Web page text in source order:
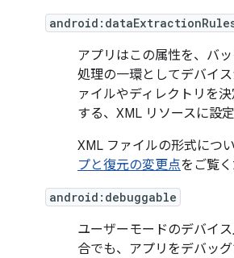
アプリはこの属性を、バ
処理の一環としてデバイ
ァイルやディレクトリを
する、XML リソースに設定
XML ファイルの形式につい
プと復元の変更点をご覧く
android:debuggable
ユーザーモードのデバイ
合でも、アプリをデバッ